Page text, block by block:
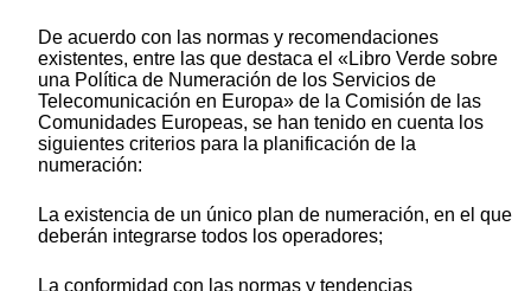
De acuerdo con las normas y recomendaciones
existentes, entre las que destaca el «Libro Verde sobre
una Política de Numeración de los Servicios de
Telecomunicación en Europa» de la Comisión de las
Comunidades Europeas, se han tenido en cuenta los
siguientes criterios para la planificación de la
numeración:
La existencia de un único plan de numeración, en el que
deberán integrarse todos los operadores;
La conformidad con las normas y tendencias